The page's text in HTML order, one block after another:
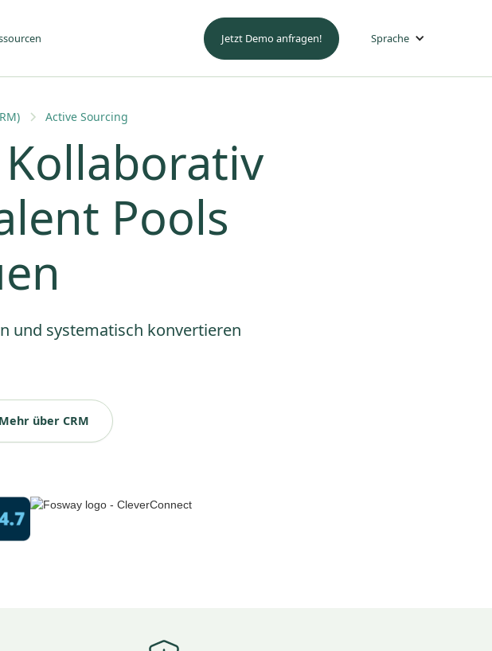
Jetzt Demo anfragen! Sprache
Active Sourcing
Pools
und systematisch konvertieren
Mehr über CRM